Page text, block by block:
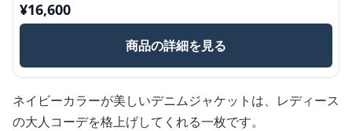
¥16,600
商品の詳細を見る
ネイビーカラーが美しいデニムジャケットは、レディース
の大人コーデを格上げしてくれる一枚です。